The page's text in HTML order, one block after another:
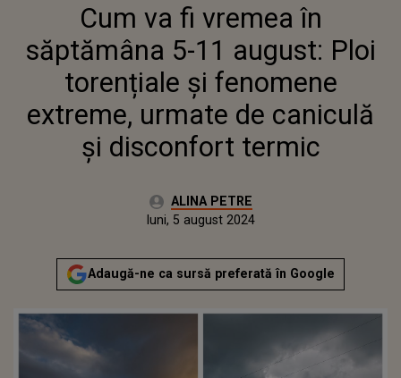
SĂPTĂMÂNA 5-11 AUGUST: PLOI
TORENȚIALE ȘI FENOMENE
EXTREME, URMATE DE CANICULĂ
ȘI DISCONFORT TERMIC
Cum va fi vremea în
săptămâna 5-11 august: Ploi
torențiale și fenomene
extreme, urmate de caniculă
și disconfort termic
Autor:ALINA PETRE
Publicat:
luni, 5 august 2024
Adaugă-ne ca sursă preferată în Google